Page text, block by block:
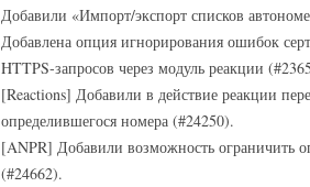
Добавили «Импорт/экспорт списков
Добавлена опция игнорирования ошибок
HTTPS‑запросов через модуль реакции
[Reactions] Добавили в действие реакции
определившегося номера (#24250).
[ANPR] Добавили возможность ограничить
(#24662).